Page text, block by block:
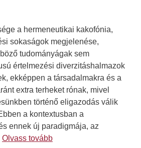
a hermeneutikai kakofónia,
sokaságok megjelenése,
tudományágak sem
értelmezési diverzitáshalmazok
ekképpen a társadalmakra és a
extra terheket rónak, mivel
történő eligazodás válik
a kontextusban a
ennek új paradigmája, az
Olvass tovább